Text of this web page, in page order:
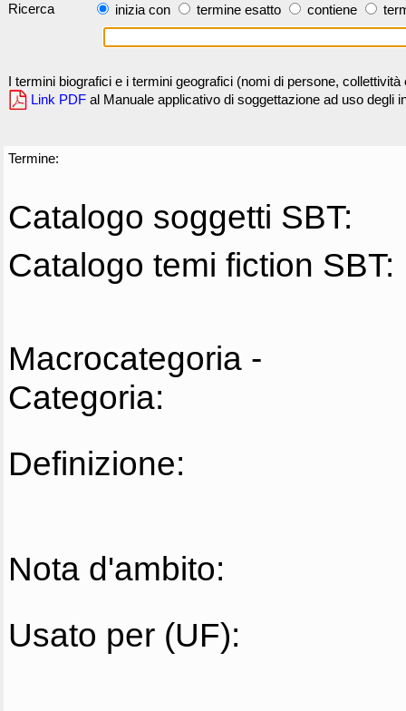
Ricerca inizia con termine esatto contiene
I termini biografici e i termini geografici (nomi di persone,
Link PDF al Manuale applicativo di soggettazione ad uso degli
Termine:
Catalogo soggetti SBT:
Catalogo temi fiction SBT:
Macrocategoria -
Categoria:
Definizione:
Nota d'ambito:
Usato per (UF):